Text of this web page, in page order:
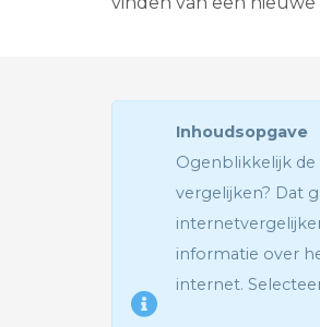
Inhoudsopgave
Ogenblikkelijk
vergelijken? Dat
informatie over
internet.